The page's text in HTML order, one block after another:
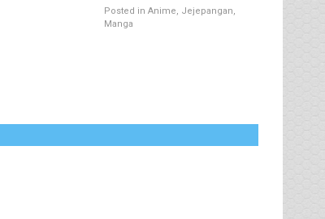
Posted in Anime
Jejepangan
Manga